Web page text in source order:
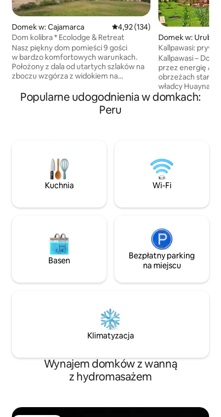
Domek w: Cajamarca Średnia ocena: 4,92 na 5, liczba
4,92 (134)
Dom kolibra * Ecolodge & Retreat
Nasz piękny dom pomieści 9 gości
w bardzo komfortowych warunkach.
Położony z dala od utartych szlaków na
zboczu wzgórza z widokiem na
Zakochasz się w widokach na dolinę
i szczyty Andów o wysokości
jest to idealne miejsce na relaksujący
wypoczynek z rodziną, dla miłośników
przyrody, którzy chcą poczuć więź
z Pachamamą, dla cyfrowych nomadów
inspiracji.
Domek w:
Kallpawasi:
i posiłki
Kallpawasi – Dom
przez energię
obrzeżach
władcy Huayna
historię,
kwiatów oraz
atmosfera
zaprojektowane,
więź z tym, co
Popularne udogodnienia w domkach:
Peru
Kuchnia Wi-Fi
Basen
Bezpłatny parking
na miejscu
Klimatyzacja
Wynajem domków z wanną
z hydromasażem